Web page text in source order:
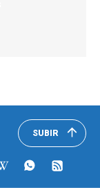
SUBIR